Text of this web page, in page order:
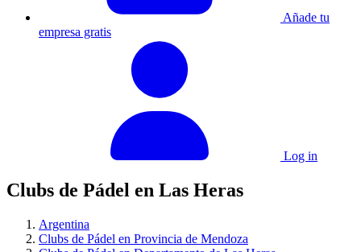
Añade tu
empresa gratis
Log in
Clubs de Pádel en Las Heras
Argentina
Clubs de Pádel en Provincia de Mendoza